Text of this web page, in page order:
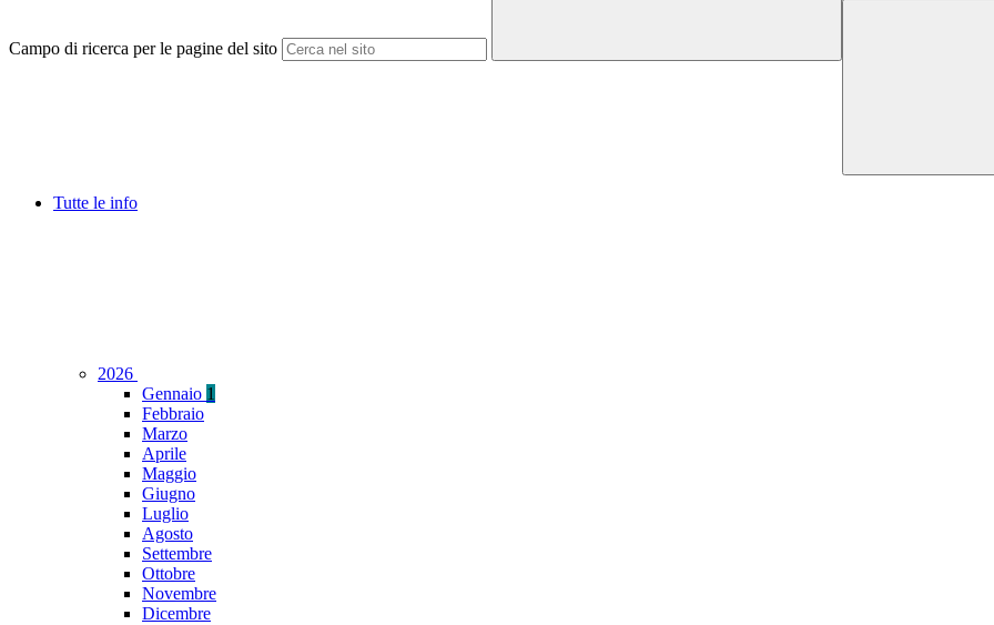
Campo di ricerca per le pagine del sito
Tutte le info
2026
Gennaio 1
Febbraio
Marzo
Aprile
Maggio
Giugno
Luglio
Agosto
Settembre
Ottobre
Novembre
Dicembre